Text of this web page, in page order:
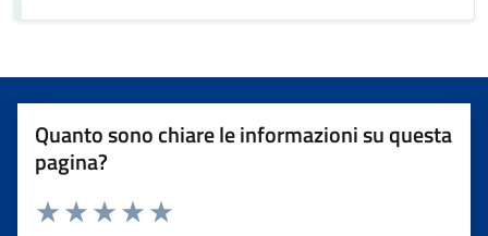
Quanto sono chiare le informazioni su questa
pagina?